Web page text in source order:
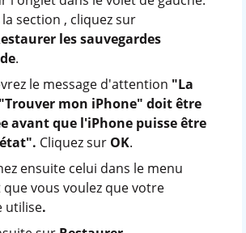
section , cliquez sur
les sauvegardes
.
le message d'attention "La
mon iPhone" doit être
avant que l'iPhone puisse être
Cliquez sur OK.
ensuite celui dans le menu
vous voulez que votre
utilise.